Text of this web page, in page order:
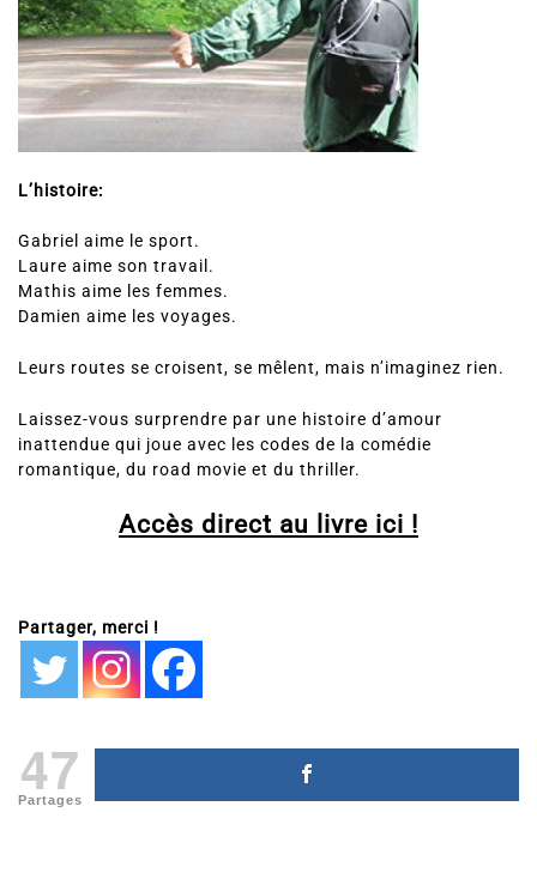
L’histoire:
Gabriel aime le sport.
Laure aime son travail.
Mathis aime les femmes.
Damien aime les voyages.
Leurs routes se croisent, se mêlent, mais n’imaginez rien.
Laissez-vous surprendre par une histoire d’amour
inattendue qui joue avec les codes de la comédie
romantique, du road movie et du thriller.
Accès direct au livre ici !
Partager, merci !
47
Partages